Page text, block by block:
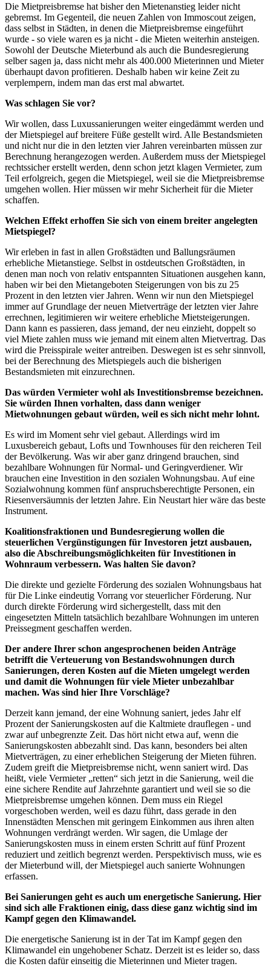
Die Mietpreisbremse hat bisher den Mietenanstieg leider nicht
gebremst. Im Gegenteil, die neuen Zahlen von Immoscout zeigen,
dass selbst in Städten, in denen die Mietpreisbremse eingeführt
wurde - so viele waren es ja nicht - die Mieten weiterhin ansteigen.
Sowohl der Deutsche Mieterbund als auch die Bundesregierung
selber sagen ja, dass nicht mehr als 400.000 Mieterinnen und Mieter
überhaupt davon profitieren. Deshalb haben wir keine Zeit zu
verplempern, indem man das erst mal abwartet.
Was schlagen Sie vor?
Wir wollen, dass Luxussanierungen weiter eingedämmt werden und
der Mietspiegel auf breitere Füße gestellt wird. Alle Bestandsmieten
und nicht nur die in den letzten vier Jahren vereinbarten müssen zur
Berechnung herangezogen werden. Außerdem muss der Mietspiegel
rechtssicher erstellt werden, denn schon jetzt klagen Vermieter, zum
Teil erfolgreich, gegen die Mietspiegel, weil sie die Mietpreisbremse
umgehen wollen. Hier müssen wir mehr Sicherheit für die Mieter
schaffen.
Welchen Effekt erhoffen Sie sich von einem breiter angelegten
Mietspiegel?
Wir erleben in fast in allen Großstädten und Ballungsräumen
erhebliche Mietanstiege. Selbst in ostdeutschen Großstädten, in
denen man noch von relativ entspannten Situationen ausgehen kann,
haben wir bei den Mietangeboten Steigerungen von bis zu 25
Prozent in den letzten vier Jahren. Wenn wir nun den Mietspiegel
immer auf Grundlage der neuen Mietverträge der letzten vier Jahre
errechnen, legitimieren wir weitere erhebliche Mietsteigerungen.
Dann kann es passieren, dass jemand, der neu einzieht, doppelt so
viel Miete zahlen muss wie jemand mit einem alten Mietvertrag. Das
wird die Preisspirale weiter antreiben. Deswegen ist es sehr sinnvoll,
bei der Berechnung des Mietspiegels auch die bisherigen
Bestandsmieten mit einzurechnen.
Das würden Vermieter wohl als Investitionsbremse bezeichnen.
Sie würden Ihnen vorhalten, dass dann weniger
Mietwohnungen gebaut würden, weil es sich nicht mehr lohnt.
Es wird im Moment sehr viel gebaut. Allerdings wird im
Luxusbereich gebaut, Lofts und Townhouses für den reicheren Teil
der Bevölkerung. Was wir aber ganz dringend brauchen, sind
bezahlbare Wohnungen für Normal- und Geringverdiener. Wir
brauchen eine Investition in den sozialen Wohnungsbau. Auf eine
Sozialwohnung kommen fünf anspruchsberechtigte Personen, ein
Riesenversäumnis der letzten Jahre. Ein Neustart hier wäre das beste
Instrument.
Koalitionsfraktionen und Bundesregierung wollen die
steuerlichen Vergünstigungen für Investoren jetzt ausbauen,
also die Abschreibungsmöglichkeiten für Investitionen in
Wohnraum verbessern. Was halten Sie davon?
Die direkte und gezielte Förderung des sozialen Wohnungsbaus hat
für Die Linke eindeutig Vorrang vor steuerlicher Förderung. Nur
durch direkte Förderung wird sichergestellt, dass mit den
eingesetzten Mitteln tatsächlich bezahlbare Wohnungen im unteren
Preissegment geschaffen werden.
Der andere Ihrer schon angesprochenen beiden Anträge
betrifft die Verteuerung von Bestandswohnungen durch
Sanierungen, deren Kosten auf die Mieten umgelegt werden
und damit die Wohnungen für viele Mieter unbezahlbar
machen. Was sind hier Ihre Vorschläge?
Derzeit kann jemand, der eine Wohnung saniert, jedes Jahr elf
Prozent der Sanierungskosten auf die Kaltmiete drauflegen - und
zwar auf unbegrenzte Zeit. Das hört nicht etwa auf, wenn die
Sanierungskosten abbezahlt sind. Das kann, besonders bei alten
Mietverträgen, zu einer erheblichen Steigerung der Mieten führen.
Zudem greift die Mietpreisbremse nicht, wenn saniert wird. Das
heißt, viele Vermieter „retten“ sich jetzt in die Sanierung, weil die
eine sichere Rendite auf Jahrzehnte garantiert und weil sie so die
Mietpreisbremse umgehen können. Dem muss ein Riegel
vorgeschoben werden, weil es dazu führt, dass gerade in den
Innenstädten Menschen mit geringem Einkommen aus ihren alten
Wohnungen verdrängt werden. Wir sagen, die Umlage der
Sanierungskosten muss in einem ersten Schritt auf fünf Prozent
reduziert und zeitlich begrenzt werden. Perspektivisch muss, wie es
der Mieterbund will, der Mietspiegel auch sanierte Wohnungen
erfassen.
Bei Sanierungen geht es auch um energetische Sanierung. Hier
sind sich alle Fraktionen einig, dass diese ganz wichtig sind im
Kampf gegen den Klimawandel.
Die energetische Sanierung ist in der Tat im Kampf gegen den
Klimawandel ein ungehobener Schatz. Derzeit ist es leider so, dass
die Kosten dafür einseitig die Mieterinnen und Mieter tragen.